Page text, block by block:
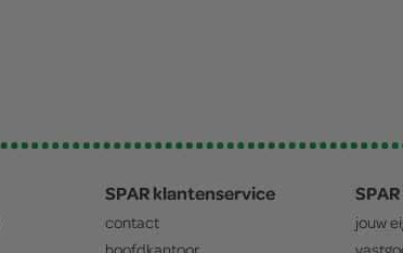
SPAR klantenservice
contact
jouw